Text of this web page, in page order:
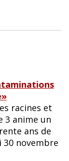
racines et
3 anime un
ans de
novembre